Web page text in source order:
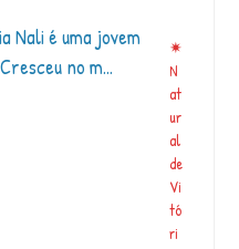
✷
N
at
ur
al
de
Vi
tó